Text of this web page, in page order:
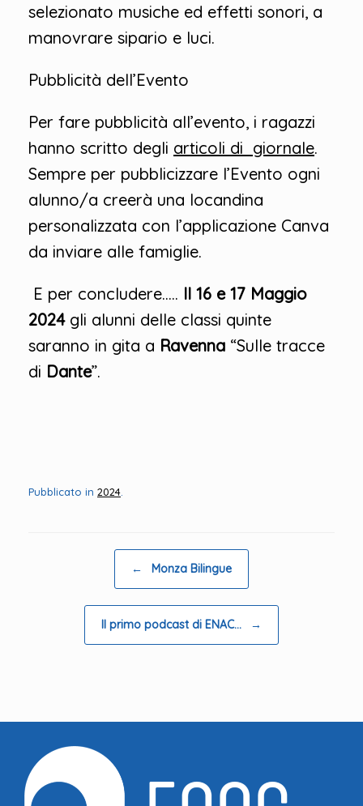
selezionato musiche ed effetti sonori, a
manovrare sipario e luci.
Pubblicità dell’Evento
Per fare pubblicità all’evento, i ragazzi
hanno scritto degli articoli di giornale.
Sempre per pubblicizzare l’Evento ogni
alunno/a creerà una locandina
personalizzata con l’applicazione Canva
da inviare alle famiglie.
E per concludere….. Il 16 e 17 Maggio
2024gli alunni delle classi quinte
saranno in gita a Ravenna “Sulle tracce
di Dante”.
Pubblicato in 2024
← Monza Bilingue
Il primo podcast di ENAC… →